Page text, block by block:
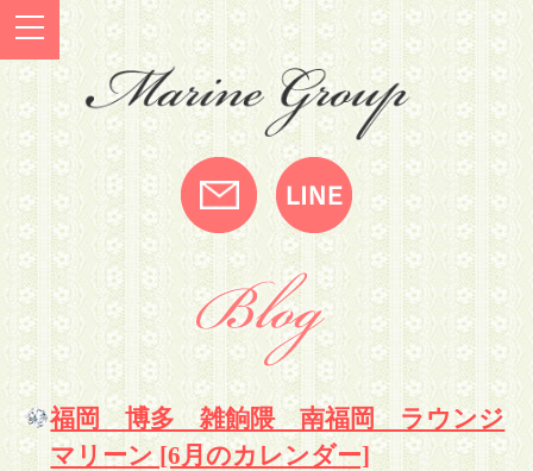
福岡 博多 雑餉隈 南福岡 ラウンジ
マリーン [6月のカレンダー]